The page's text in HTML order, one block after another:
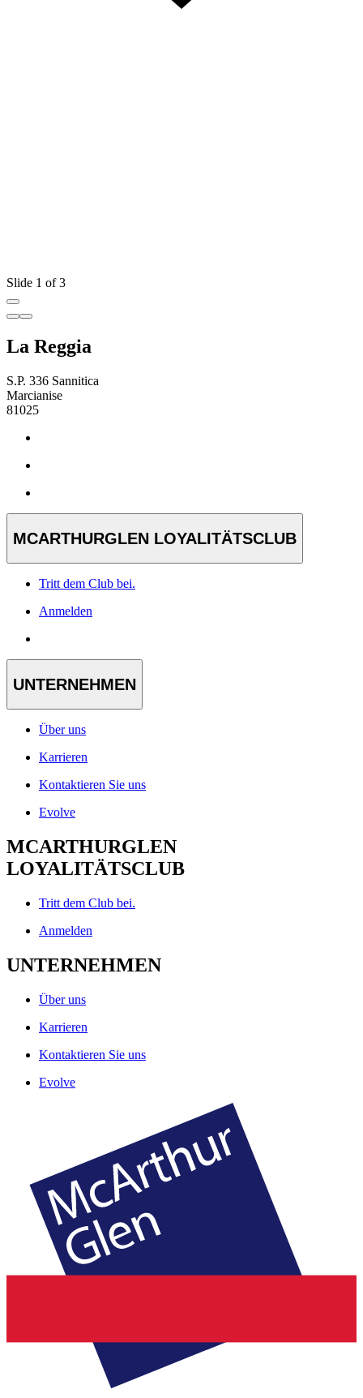
Slide 1 of 3
La Reggia
S.P. 336 Sannitica
Marcianise
81025
MCARTHURGLEN LOYALITÄTSCLUB
Tritt dem Club bei.
Anmelden
UNTERNEHMEN
Über uns
Karrieren
Kontaktieren Sie uns
Evolve
MCARTHURGLEN
LOYALITÄTSCLUB
Tritt dem Club bei.
Anmelden
UNTERNEHMEN
Über uns
Karrieren
Kontaktieren Sie uns
Evolve